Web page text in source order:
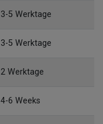
3-5 Werktage
3-5 Werktage
2 Werktage
4-6 Weeks